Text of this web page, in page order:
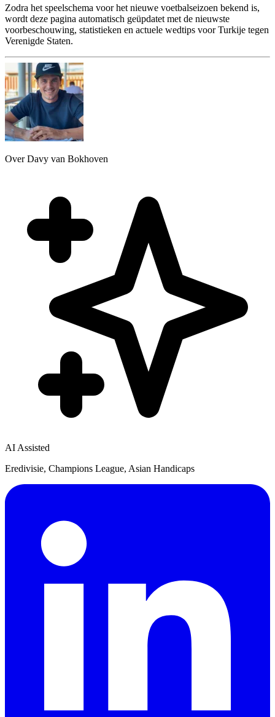
Zodra het speelschema voor het nieuwe voetbalseizoen bekend is,
wordt deze pagina automatisch geüpdatet met de nieuwste
voorbeschouwing, statistieken en actuele wedtips voor Turkije tegen
Verenigde Staten.
Over Davy van Bokhoven
AI Assisted
Eredivisie, Champions League, Asian Handicaps